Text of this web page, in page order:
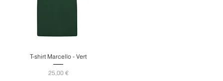
T-shirt Marcello - Vert
Prix
25,00 €